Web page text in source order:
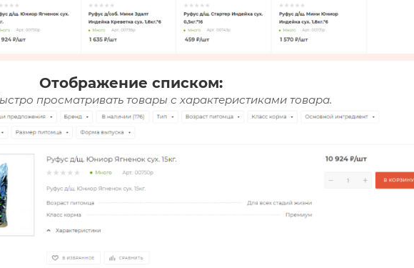
Отображение списком:
просматривать товары с характеристиками товара.